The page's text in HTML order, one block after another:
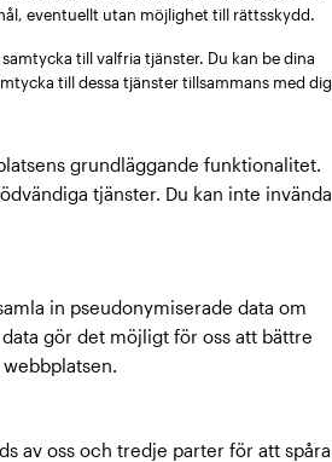
eventuellt utan möjlighet till rättsskydd.
till valfria tjänster. Du kan be dina
till dessa tjänster tillsammans med dig.
grundläggande funktionalitet.
tjänster. Du kan inte invända
in pseudonymiserade data om
gör det möjligt för oss att bättre
av oss och tredje parter för att spåra